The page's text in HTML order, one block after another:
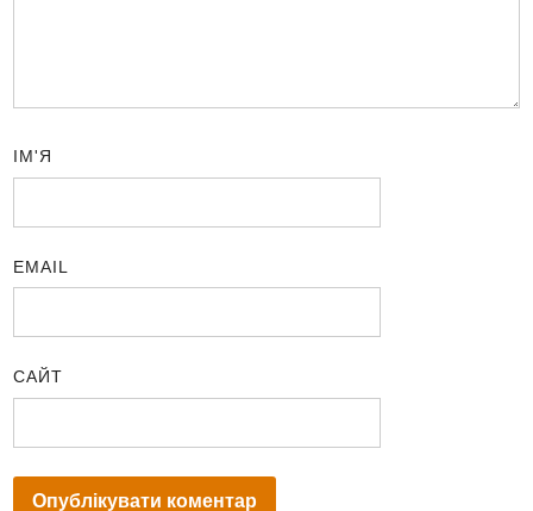
ІМ'Я
EMAIL
САЙТ